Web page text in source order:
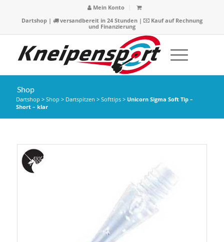
Mein Konto
Dartshop| versandbereit in 24 Stunden |
Kauf auf Rechnung
und Finanzierung
Shop
Dartshop > Shop > Dartspitzen > Softtips> Unicorn Sigma Soft Tip –
Short – klar